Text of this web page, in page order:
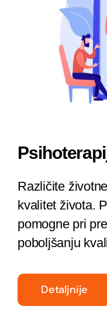
Različite
kvalitet života.
pomogne pri
poboljšanju
Detaljnije